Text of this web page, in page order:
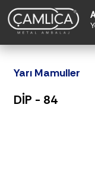
Yarı Mamuller
DİP - 84